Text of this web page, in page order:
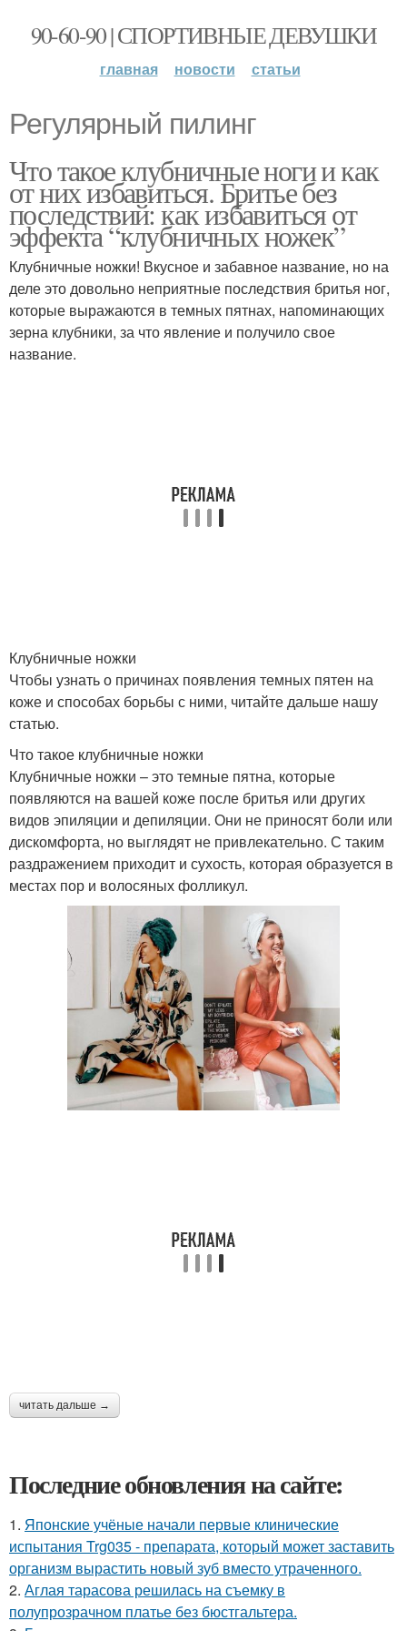
90-60-90 | СПОРТИВНЫЕ ДЕВУШКИ
главная новости статьи
Регулярный пилинг
Что такое клубничные ноги и как
от них избавиться. Бритье без
последствий: как избавиться от
эффекта “клубничных ножек”
Клубничные ножки! Вкусное и забавное название, но на
деле это довольно неприятные последствия бритья ног,
которые выражаются в темных пятнах, напоминающих
зерна клубники, за что явление и получило свое
название.
Клубничные ножки
Чтобы узнать о причинах появления темных пятен на
коже и способах борьбы с ними, читайте дальше нашу
статью.
Что такое клубничные ножки
Клубничные ножки – это темные пятна, которые
появляются на вашей коже после бритья или других
видов эпиляции и депиляции. Они не приносят боли или
дискомфорта, но выглядят не привлекательно. С таким
раздражением приходит и сухость, которая образуется в
местах пор и волосяных фолликул.
читать дальше →
Последние обновления на сайте:
1. Японские учёные начали первые клинические
испытания Trg035 - препарата, который может заставить
организм вырастить новый зуб вместо утраченного.
2. Аглая тарасова решилась на съемку в
полупрозрачном платье без бюстгальтера.